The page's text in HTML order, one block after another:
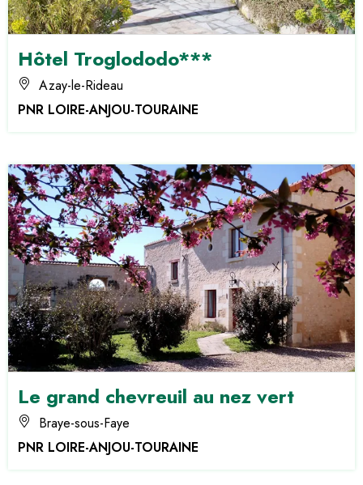
Hôtel Troglododo***
Azay-le-Rideau
PNR LOIRE-ANJOU-TOURAINE
Le grand chevreuil au nez vert
Braye-sous-Faye
PNR LOIRE-ANJOU-TOURAINE